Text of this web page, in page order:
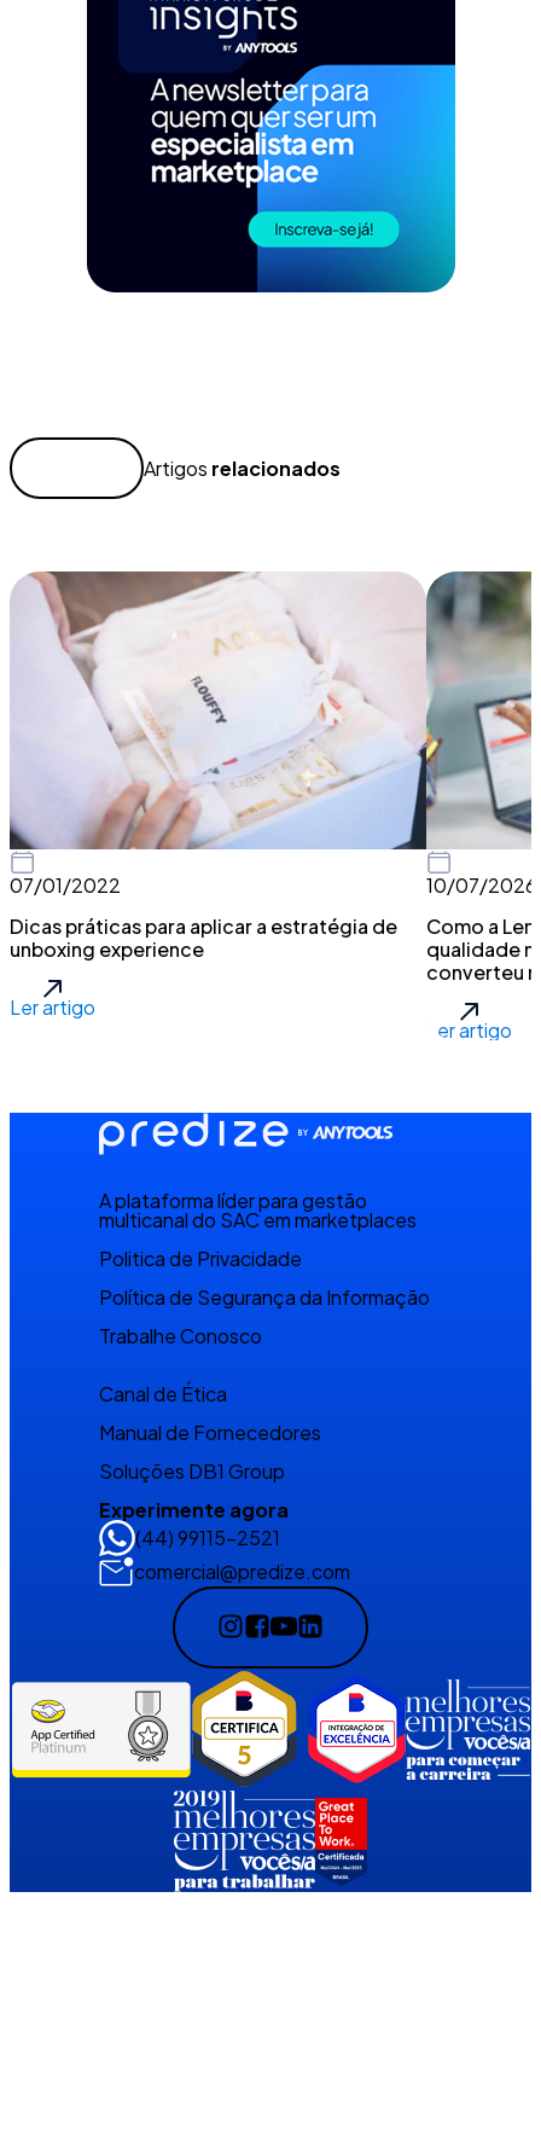
Artigos relacionados
07/01/2022
Dicas práticas para aplicar a estratégia de
unboxing experience
Ler artigo
10/07/2026
Como a
qualidade
converteu
Ler artigo
A plataforma líder para gestão
multicanal do SAC em marketplaces
Politica de Privacidade
Política de Segurança da Informação
Trabalhe Conosco
Canal de Ética
Manual de Fornecedores
Soluções DB1 Group
Experimente agora
(44) 99115-2521
comercial@predize.com